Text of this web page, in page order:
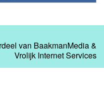
van BaakmanMedia&
Vrolijk Internet Services